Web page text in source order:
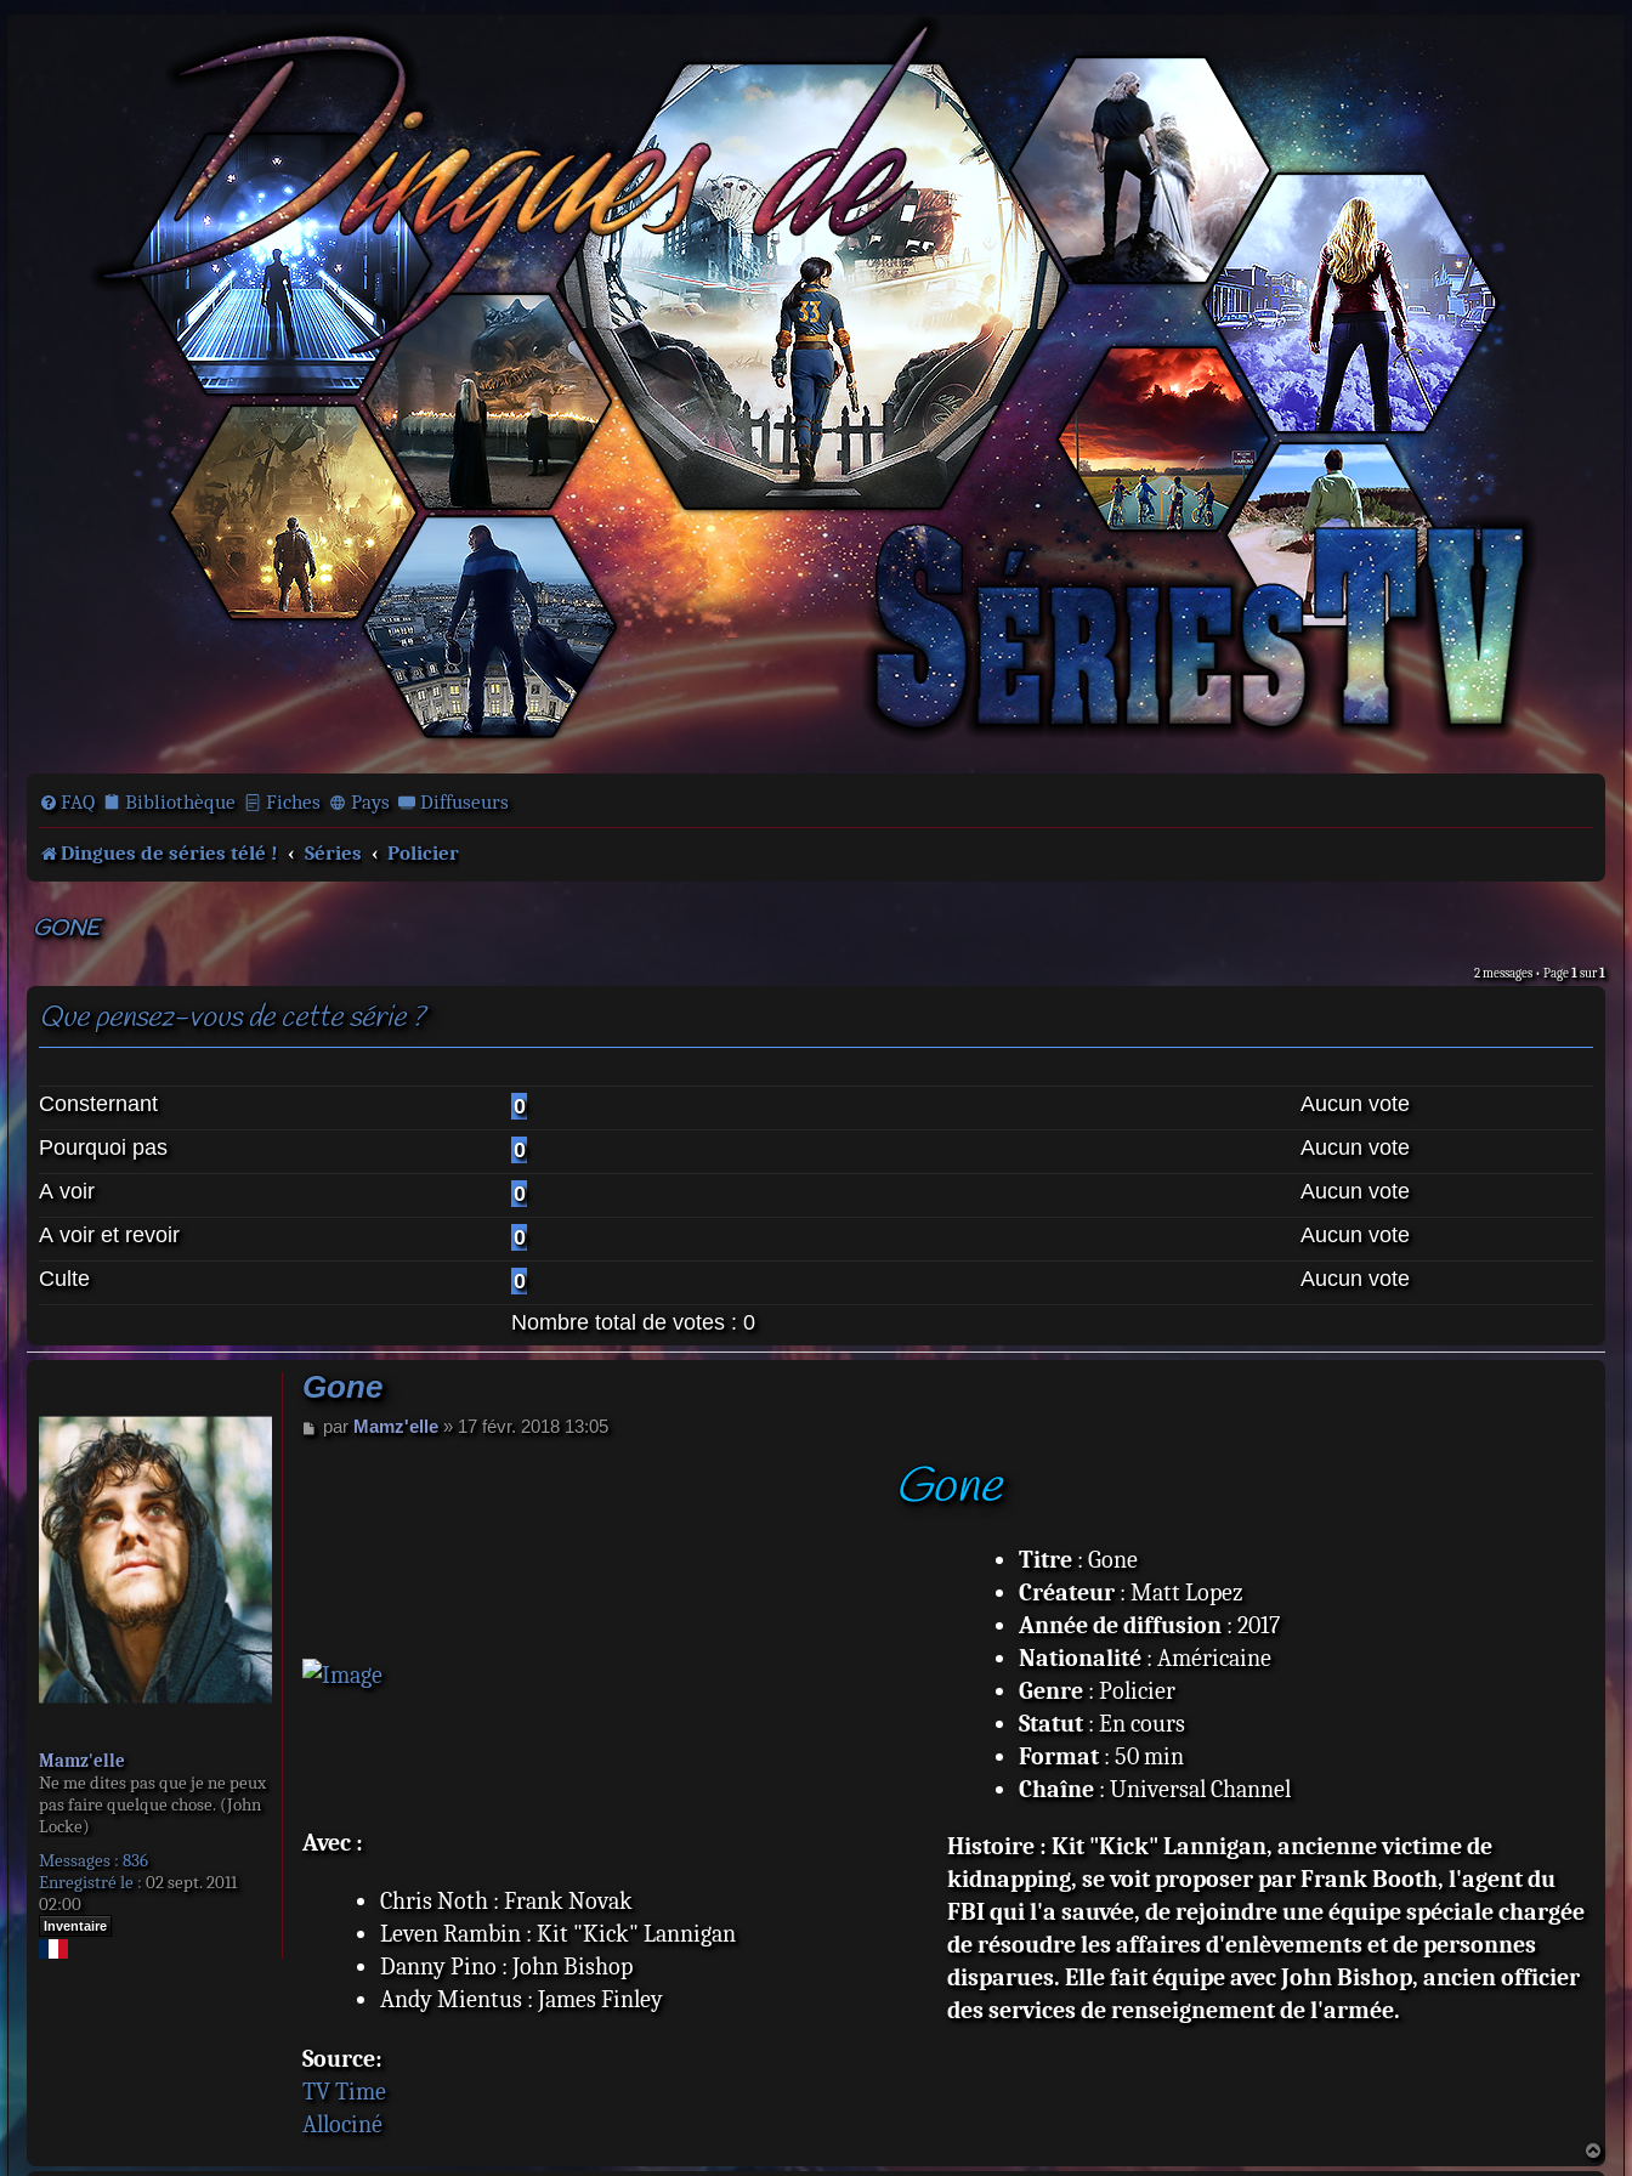
FAQ Bibliothèque Fiches Pays Diffuseurs
Dingues de séries télé ! Séries Policier
GONE
2 messages • Page1sur1
Que pensez-vous de cette série ?
Consternant 0
Aucun vote
Pourquoi pas
0
Aucun vote
A voir
0
Aucun vote
A voir et revoir
0
Aucun vote
Culte
0
Aucun vote
Nombre total de votes : 0
Mamz'elle
Ne me dites pas que je ne peux
pas faire quelque chose. (John
Locke)
Messages : 836
Enregistré le : 02 sept. 2011
02:00
Inventaire
Gone
M
par Mamz'elle» 17 févr. 2018 13:05
Gone
Titre: Gone
Créateur: Matt Lopez
Année de diffusion: 2017
Nationalité: Américaine
Genre: Policier
Statut: En cours
Format: 50 min
Chaîne: Universal Channel
Avec :
Chris Noth : Frank Novak
Leven Rambin : Kit "Kick" Lannigan
Danny Pino : John Bishop
Andy Mientus : James Finley
Histoire : Kit "Kick" Lannigan, ancienne victime de
kidnapping, se voit proposer par Frank Booth, l'agent du
FBI qui l'a sauvée, de rejoindre une équipe spéciale chargée
de résoudre les affaires d'enlèvements et de personnes
disparues. Elle fait équipe avec John Bishop, ancien officier
des services de renseignement de l'armée.
Source:
TV Time
Allociné
a